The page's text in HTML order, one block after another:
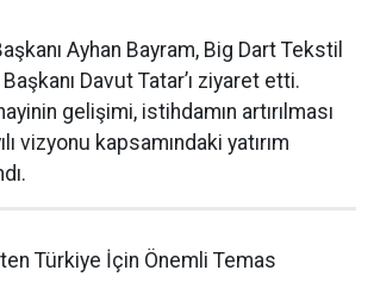
Ayhan Bayram, Big Dart Tekstil
Davut Tatar’ı ziyaret etti.
gelişimi, istihdamın artırılması
vizyonu kapsamındaki yatırım
Türkiye İçin Önemli Temas